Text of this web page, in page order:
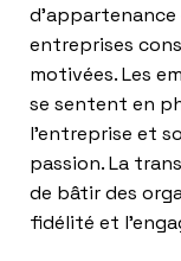
entreprises
motivées. Les
se sentent en
l’entreprise et
passion. La
de bâtir des
fidélité et